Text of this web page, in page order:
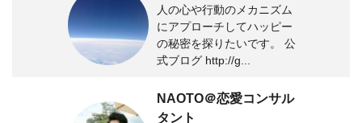
人の心や行動のメカニズム
にアプローチしてハッピー
の秘密を探りたいです。 公
式ブログ http://g...
NAOTO＠恋愛コンサル
タント